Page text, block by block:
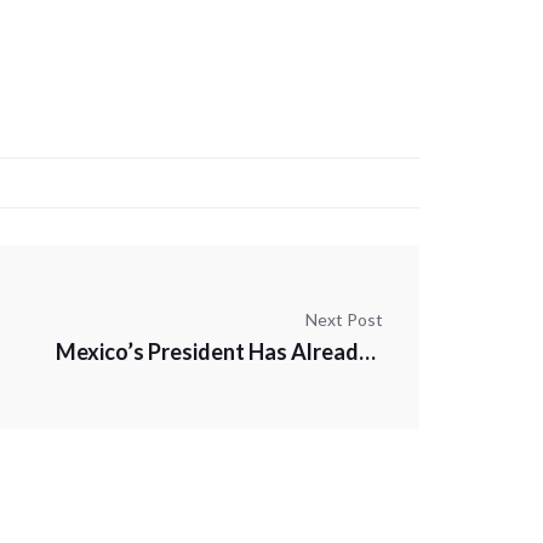
Next Post
Mexico’s President Has Already Made Twice as Many False Claims as Trump